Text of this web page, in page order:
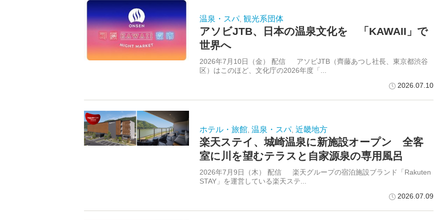
温泉・スパ, 観光系団体
アソビJTB、日本の温泉文化を 「KAWAII」で
世界へ
2026年7月10日（金） 配信 アソビJTB（齊藤あつし社長、東京都渋谷
区）はこのほど、文化庁の2026年度「...
2026.07.10
ホテル・旅館, 温泉・スパ, 近畿地方
楽天ステイ、城崎温泉に新施設オープン 全客
室に川を望むテラスと自家源泉の専用風呂
2026年7月9日（木） 配信 楽天グループの宿泊施設ブランド「Rakuten
STAY」を運営している楽天ステ...
2026.07.09